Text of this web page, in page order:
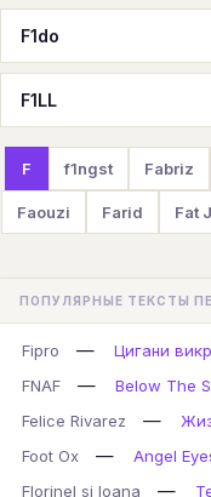
F1do
F1LL
F f1ngst Fabriz
Faouzi Farid Fat
ПОПУЛЯРНЫЕ ТЕКСТЫ
Fipro —
Цигани
FNAF
—
Below The
Felice Rivarez
—
Foot Ox
—
Angel
Florinel si Ioana
—